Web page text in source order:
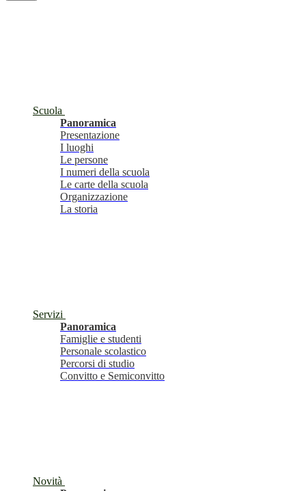
Scuola
Panoramica
Presentazione
I luoghi
Le persone
I numeri della scuola
Le carte della scuola
Organizzazione
La storia
Servizi
Panoramica
Famiglie e studenti
Personale scolastico
Percorsi di studio
Convitto e Semiconvitto
Novità